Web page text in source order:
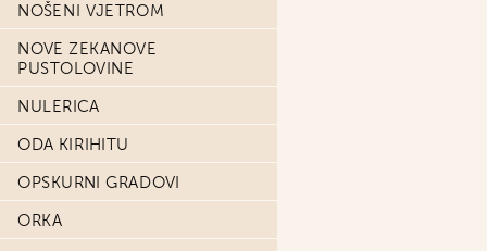
NOŠENI VJETROM
NOVE ZEKANOVE
PUSTOLOVINE
NULERICA
ODA KIRIHITU
OPSKURNI GRADOVI
ORKA